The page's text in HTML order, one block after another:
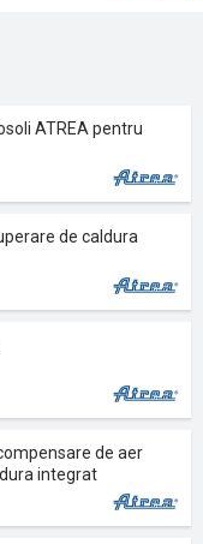
ATREA pentru
de caldura
de aer
integrat